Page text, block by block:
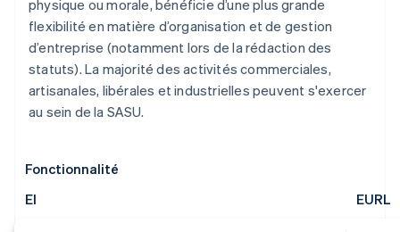
physique ou morale, bénéficie d’une plus grande
flexibilité en matière d’organisation et de gestion
d’entreprise (notamment lors de la rédaction des
statuts). La majorité des activités commerciales,
artisanales, libérales et industrielles peuvent s'exercer
au sein de la SASU.
Fonctionnalité
EI
EURL